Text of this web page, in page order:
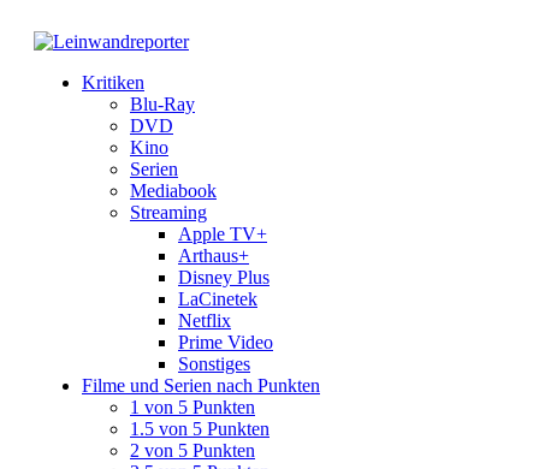
Kritiken
Blu-Ray
DVD
Kino
Serien
Mediabook
Streaming
Apple TV+
Arthaus+
Disney Plus
LaCinetek
Netflix
Prime Video
Sonstiges
Filme und Serien nach Punkten
1 von 5 Punkten
1.5 von 5 Punkten
2 von 5 Punkten